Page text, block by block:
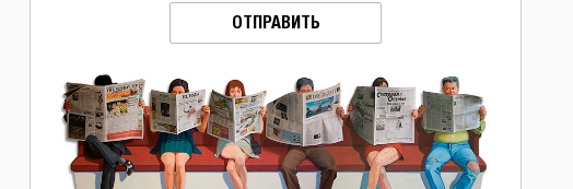
ОТПРАВИТЬ